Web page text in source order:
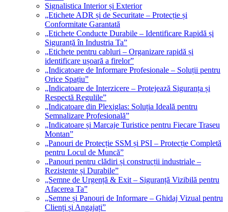
Signalistica Interior și Exterior
„Etichete ADR și de Securitate – Protecție și
Conformitate Garantată
„Etichete Conducte Durabile – Identificare Rapidă și
Siguranță în Industria Ta”
„Etichete pentru cabluri – Organizare rapidă și
identificare ușoară a firelor”
„Indicatoare de Informare Profesionale – Soluții pentru
Orice Spațiu”
„Indicatoare de Interzicere – Protejează Siguranța și
Respectă Regulile”
„Indicatoare din Plexiglas: Soluția Ideală pentru
Semnalizare Profesională”
„Indicatoare și Marcaje Turistice pentru Fiecare Traseu
Montan”
„Panouri de Protecție SSM și PSI – Protecție Completă
pentru Locul de Muncă”
„Panouri pentru clădiri și construcții industriale –
Rezistente și Durabile”
„Semne de Urgență & Exit – Siguranță Vizibilă pentru
Afacerea Ta”
„Semne și Panouri de Informare – Ghidaj Vizual pentru
Clienți și Angajați”